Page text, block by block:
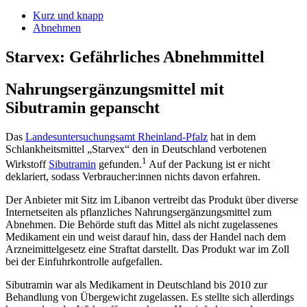
Kurz und knapp
Abnehmen
Starvex: Gefährliches Abnehmmittel
Nahrungsergänzungsmittel mit
Sibutramin gepanscht
Das Landesuntersuchungsamt Rheinland-Pfalz hat in dem
Schlankheitsmittel „Starvex“ den in Deutschland verbotenen
Wirkstoff Sibutramin gefunden.1 Auf der Packung ist er nicht
deklariert, sodass Verbraucher:innen nichts davon erfahren.
Der Anbieter mit Sitz im Libanon vertreibt das Produkt über diverse
Internetseiten als pflanzliches Nahrungsergänzungsmittel zum
Abnehmen. Die Behörde stuft das Mittel als nicht zugelassenes
Medikament ein und weist darauf hin, dass der Handel nach dem
Arzneimittelgesetz eine Straftat darstellt. Das Produkt war im Zoll
bei der Einfuhrkontrolle aufgefallen.
Sibutramin war als Medikament in Deutschland bis 2010 zur
Behandlung von Übergewicht zugelassen. Es stellte sich allerdings